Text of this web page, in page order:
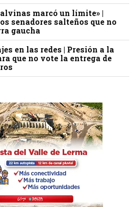
marcó un límite» |
senadores salteños que no
gaucha
en las redes | Presión a la
que no vote la entrega de